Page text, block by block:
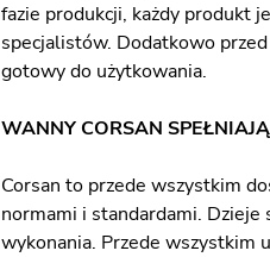
fazie produkcji, każdy produkt
specjalistów. Dodatkowo
gotowy do użytkowania.
WANNY CORSAN
Corsan to przede wszystkim
normami i standardami. Dzieje
wykonania. Przede wszystkim